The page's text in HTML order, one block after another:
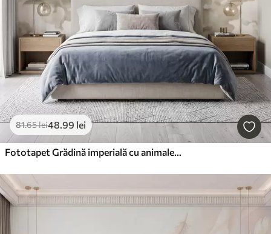
81.65lei48.99 lei
Fototapet Grădină imperială cu animale în stil oriental — maimuță, leopard, tigru, păun și stârc